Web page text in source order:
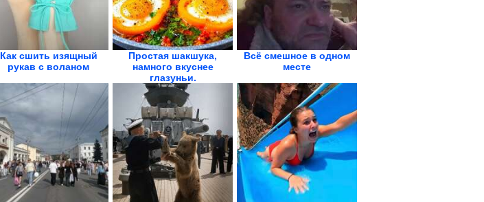
Как сшить изящный
рукав с воланом
Простая шакшука,
намного вкуснее
глазуньи.
Королевская...
Всё смешное в одном
месте